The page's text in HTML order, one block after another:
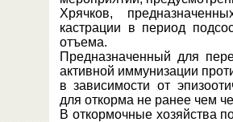
Хрячков,
кастрации в период
отъема.
Предназначенный для
активной иммунизации
в зависимости от
для откорма не ранее чем
В откормочные хозяйства